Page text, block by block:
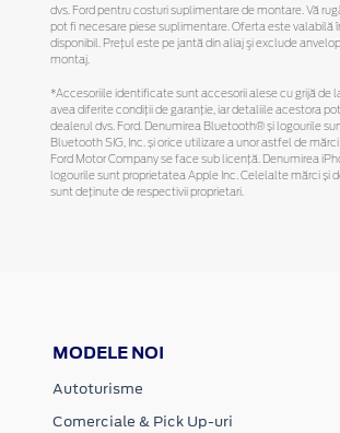
dvs. Ford pentru costuri suplimentare de montare. Vă
pot fi necesare piese suplimentare. Oferta este valabilă
disponibil. Preţul este pe jantă din aliaj şi exclude
montaj.
*Accesoriile identificate sunt accesorii alese cu grijă de
avea diferite condiții de garanție, iar detaliile acestora
dealerul dvs. Ford. Denumirea Bluetooth® și logourile
Bluetooth SIG, Inc. și orice utilizare a unor astfel de
Ford Motor Company se face sub licență. Denumirea
logourile sunt proprietatea Apple Inc. Celelalte mărci și
sunt deținute de respectivii proprietari.
MODELE NOI
Autoturisme
Comerciale & Pick Up-uri